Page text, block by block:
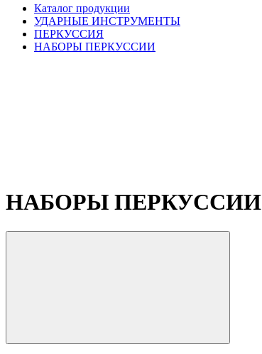
Каталог продукции
УДАРНЫЕ ИНСТРУМЕНТЫ
ПЕРКУССИЯ
НАБОРЫ ПЕРКУССИИ
НАБОРЫ ПЕРКУССИИ